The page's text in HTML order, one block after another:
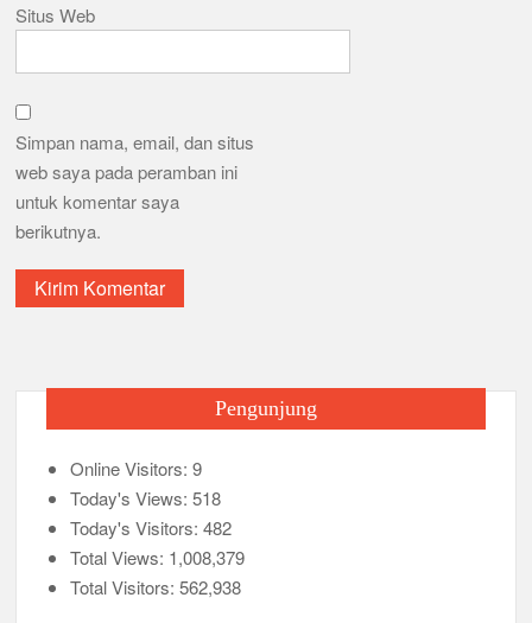
Situs Web
Simpan nama, email, dan situs
web saya pada peramban ini
untuk komentar saya
berikutnya.
Pengunjung
Online Visitors:9
Today's Views:518
Today's Visitors:482
Total Views: 1,008,379
Total Visitors:562,938